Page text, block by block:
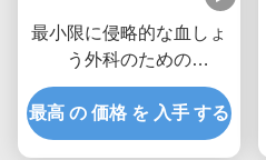
最小限に侵略的な血しょ
う外科のための
Tonsillectomy血しょう細
い棒のENT調査
最高 の 価格 を 入手 する